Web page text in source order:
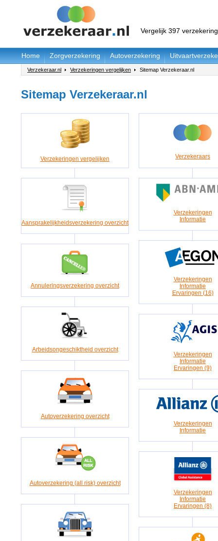
Vergelijk 397
Home Zorgverzekering Autoverzekering
Verzekeraar.nl Verzekeringen vergelijken Sitemap Verzekeraar.nl
Sitemap Verzekeraar.nl
Verzekeringen vergelijken Verzekeraars
Aansprakelijkheidsverzekering overzicht
Annuleringsverzekering overzicht
Arbeidsongeschiktheid overzicht
Autoverzekering overzicht
Autoverzekering (all risk) overzicht
Verzekeringen
Informatie
Verzekeringen
Informatie
Ervaringen (16)
Verzekeringen
Informatie
Ervaringen (9)
Verzekeringen
Informatie
Verzekeringen
Informatie
Ervaringen (8)